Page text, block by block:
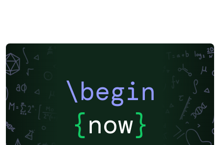
\begin
{now}